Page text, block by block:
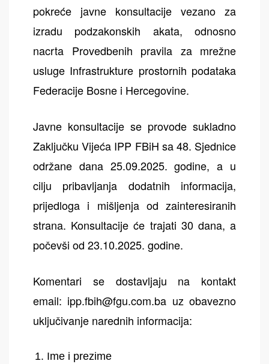
pokreće javne konsultacije vezano za
izradu podzakonskih akata, odnosno
nacrta Provedbenih pravila za mrežne
usluge Infrastrukture prostornih podataka
Federacije Bosne i Hercegovine.
Javne konsultacije se provode sukladno
Zaključku Vijeća IPP FBiH sa 48. Sjednice
održane dana 25.09.2025. godine, a u
cilju pribavljanja dodatnih informacija,
prijedloga i mišljenja od zainteresiranih
strana. Konsultacije će trajati 30 dana, a
počevši od 23.10.2025. godine.
Komentari se dostavljaju na kontakt
email: ipp.fbih@fgu.com.ba uz obavezno
uključivanje narednih informacija:
Ime i prezime